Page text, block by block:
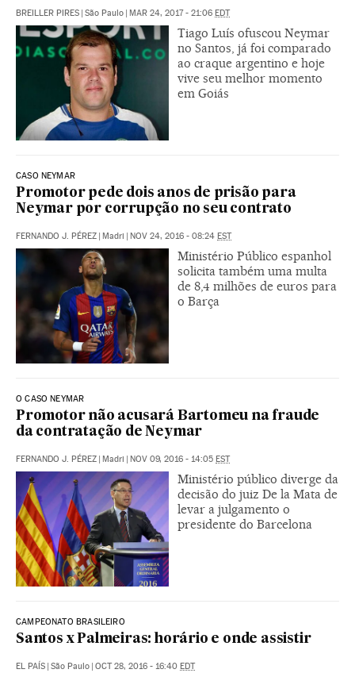
BREILLER PIRES | São Paulo | MAR 24, 2017 - 21:06 EDT
Tiago Luís ofuscou Neymar
no Santos, já foi comparado
ao craque argentino e hoje
vive seu melhor momento
em Goiás
CASO NEYMAR
Promotor pede dois anos de prisão para
Neymar por corrupção no seu contrato
FERNANDO J. PÉREZ | Madri | NOV 24, 2016 - 08:24 EST
Ministério Público espanhol
solicita também uma multa
de 8,4 milhões de euros para
o Barça
O CASO NEYMAR
Promotor não acusará Bartomeu na fraude
da contratação de Neymar
FERNANDO J. PÉREZ | Madri | NOV 09, 2016 - 14:05 EST
Ministério público diverge da
decisão do juiz De la Mata de
levar a julgamento o
presidente do Barcelona
CAMPEONATO BRASILEIRO
Santos x Palmeiras: horário e onde assistir
EL PAÍS | São Paulo | OCT 28, 2016 - 16:40 EDT